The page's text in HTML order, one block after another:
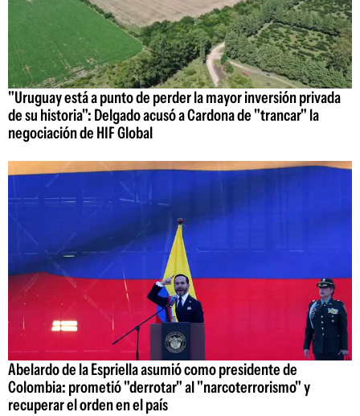
"Uruguay está a punto de perder la mayor inversión privada
de su historia": Delgado acusó a Cardona de "trancar" la
negociación de HIF Global
Abelardo de la Espriella asumió como presidente de
Colombia: prometió "derrotar" al "narcoterrorismo" y
recuperar el orden en el país